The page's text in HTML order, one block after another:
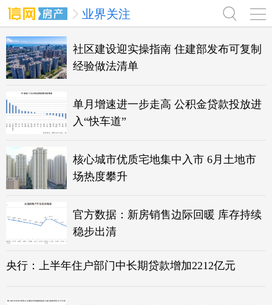
业界关注
社区建设迎实操指南 住建部发布可复制
经验做法清单
单月增速进一步走高 公积金贷款投放进
入“快车道”
核心城市优质宅地集中入市 6月土地市
场热度攀升
官方数据：新房销售边际回暖 库存持续
稳步出清
央行：上半年住户部门中长期贷款增加2212亿元